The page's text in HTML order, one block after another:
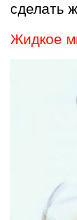
сделать
Жидкое